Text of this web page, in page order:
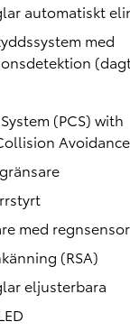
automatiskt
med
(PCS) with
med regnsensor
(RSA)
eljusterbara